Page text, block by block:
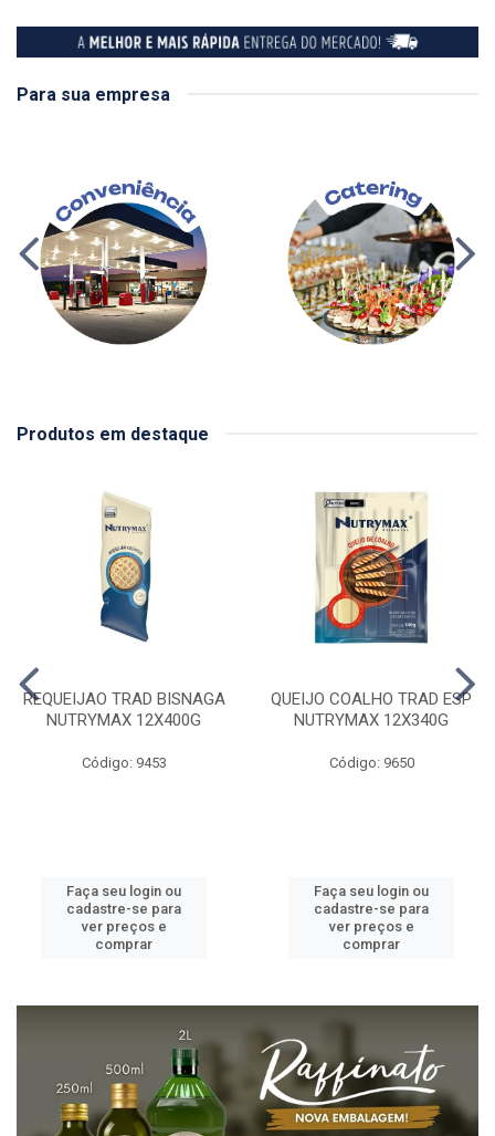
Para sua empresa
Produtos em destaque
REQUEIJAO TRAD BISNAGA
NUTRYMAX 12X400G
Código: 9453
Faça seu login ou
cadastre-se para
ver preços e
comprar
QUEIJO COALHO TRAD ESP
NUTRYMAX 12X340G
Código: 9650
Faça seu login ou
cadastre-se para
ver preços e
comprar